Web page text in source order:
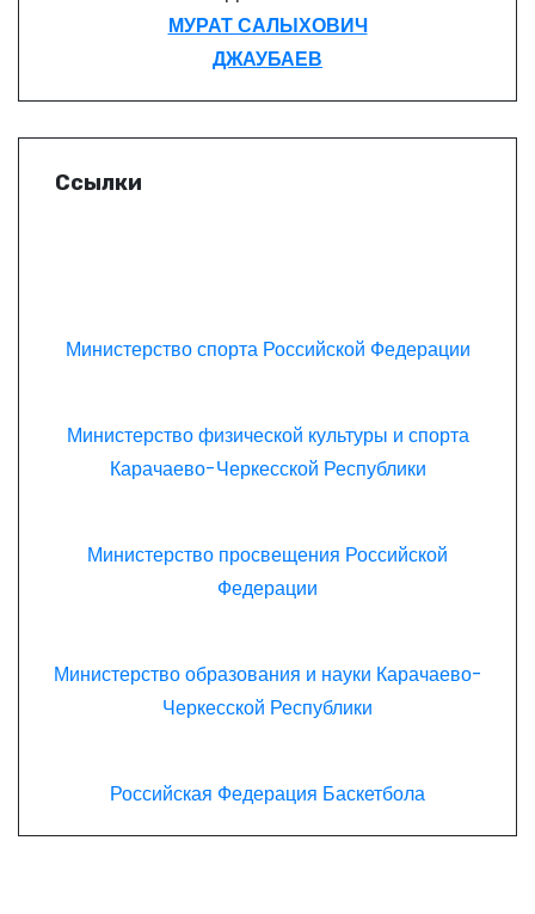
МУРАТ САЛЫХОВИЧ
ДЖАУБАЕВ
Ссылки
Министерство спорта Российской Федерации
Министерство физической культуры и спорта
Карачаево-Черкесской Республики
Министерство просвещения Российской
Федерации
Министерство образования и науки Карачаево-
Черкесской Республики
Российская Федерация Баскетбола